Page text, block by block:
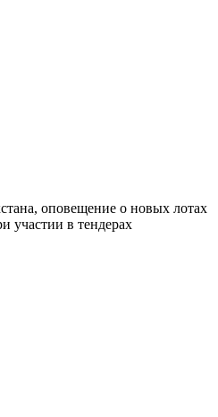
оповещение о новых лотах
участии в тендерах